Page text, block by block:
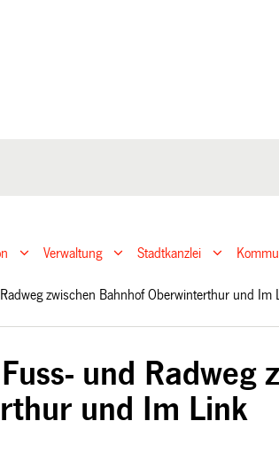
Verwaltung Stadtkanzlei
zwischen Bahnhof Oberwinterthur und Im
und Radweg
und Im Link